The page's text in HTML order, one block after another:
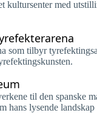
kultursenter med
som tilbyr
til den spanske
hans lysende landskap